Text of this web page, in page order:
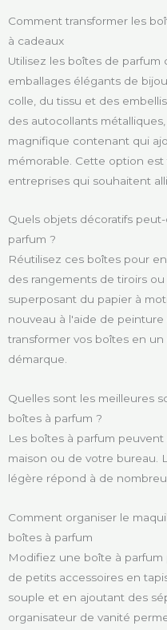
Comment transformer les
à cadeaux
Utilisez les boîtes de
emballages élégants de
colle, du tissu et des
des autocollants
magnifique contenant qui
mémorable. Cette option
entreprises qui souhaitent
Quels objets décoratifs
parfum ?
Réutilisez ces boîtes pour
des rangements de tiroirs
superposant du papier à
nouveau à l'aide de
transformer vos boîtes en
démarque.
Quelles sont les meilleures
boîtes à parfum ?
Les boîtes à parfum
maison ou de votre bureau.
légère répond à de
Comment organiser le
boîtes à parfum
Modifiez une boîte à
de petits accessoires en
souple et en ajoutant des
organisateur de vanité